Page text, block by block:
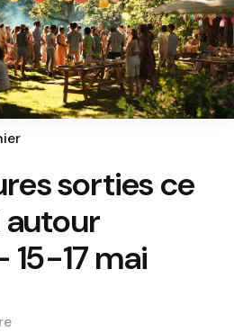
sorties ce
15-17 mai